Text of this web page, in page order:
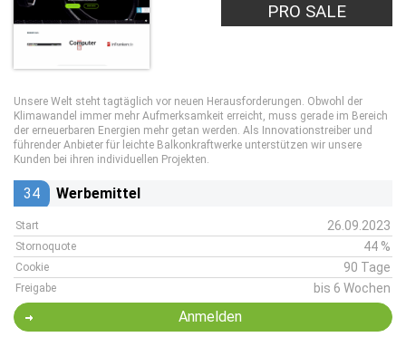
PRO SALE
Unsere Welt steht tagtäglich vor neuen Herausforderungen. Obwohl der
Klimawandel immer mehr Aufmerksamkeit erreicht, muss gerade im Bereich
der erneuerbaren Energien mehr getan werden. Als Innovationstreiber und
führender Anbieter für leichte Balkonkraftwerke unterstützen wir unsere
Kunden bei ihren individuellen Projekten.
34 Werbemittel
Start 26.09.2023
Stornoquote 44 %
Cookie 90 Tage
Freigabe bis 6 Wochen
Anmelden